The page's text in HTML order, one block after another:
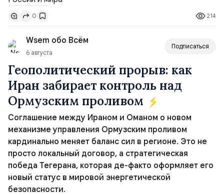
Томагавк.«Япония отбросила обманчивую видимость
„исключительно оборонительной страны“ и выносит
вопрос о собственном ядерном вооружении на
всеобщее обозрение, одновреме...
0 214
Wsem обо Всём
6 августа
Подписаться
Геополитический прорыв: как
Иран забирает контроль над
Ормузским проливом
Соглашение между Ираном и Оманом о новом
механизме управления Ормузским проливом
кардинально меняет баланс сил в регионе. Это не
просто локальный договор, а стратегическая
победа Тегерана, которая де-факто оформляет его
новый статус в мировой энергетической
безопасности.